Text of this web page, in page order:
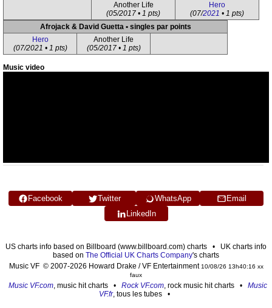
Another Life
(05/2017 • 1 pts)
Hero
(07/2021 • 1 pts)
Afrojack & David Guetta • singles par points
Hero
(07/2021 • 1 pts)
Another Life
(05/2017 • 1 pts)
Music video
Facebook Twitter WhatsApp
Email
LinkedIn
US charts info based on Billboard (www.billboard.com) charts • UK charts info
based on The Official UK Charts Company's charts
Music VF © 2007-2026 Howard Drake / VF Entertainment 10/08/26 13h40:16 xx
faux
Music VF.com, music hit charts • Rock VF.com, rock music hit charts • Music
VF.fr, tous les tubes •